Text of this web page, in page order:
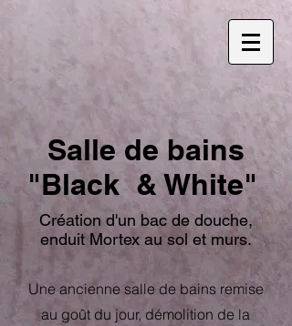
Salle de bains
"Black & White"
Création d'un bac de douche,
enduit Mortex au sol et murs.
Une ancienne salle de bains remise
au goût du jour, démolition de la